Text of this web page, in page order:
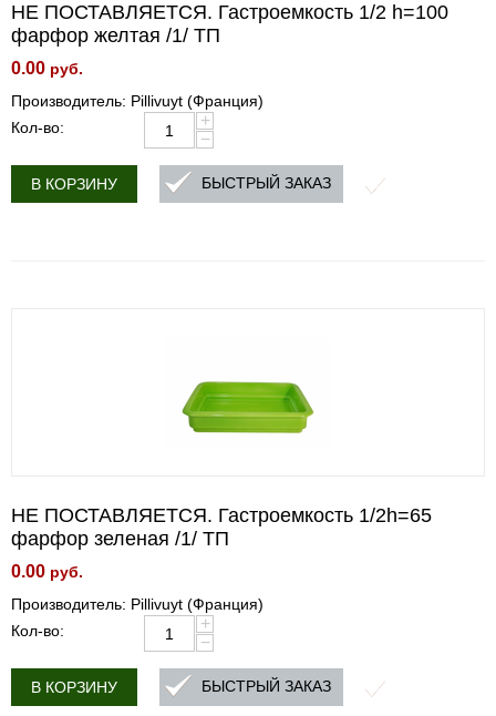
НЕ ПОСТАВЛЯЕТСЯ. Гастроемкость 1/2 h=100
фарфор желтая /1/ ТП
0.00 руб.
Производитель: Pillivuyt (Франция)
Кол-во:
+
−
В КОРЗИНУ БЫСТРЫЙ ЗАКАЗ
НЕ ПОСТАВЛЯЕТСЯ. Гастроемкость 1/2h=65
фарфор зеленая /1/ ТП
0.00 руб.
Производитель: Pillivuyt (Франция)
Кол-во:
+
−
В КОРЗИНУ БЫСТРЫЙ ЗАКАЗ